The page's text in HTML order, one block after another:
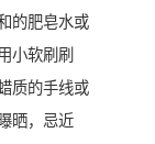
的肥皂水或
小软刷刷
质的手线或
晒，忌近